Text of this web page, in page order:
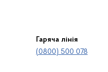
Гаряча лінія
(0800) 500 078